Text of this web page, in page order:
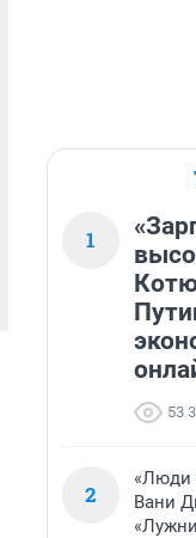
1
53
2
«Люди
Вани